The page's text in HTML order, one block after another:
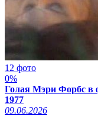
12 фото
0%
Голая Мэри Форбс в
1977
09.06.2026